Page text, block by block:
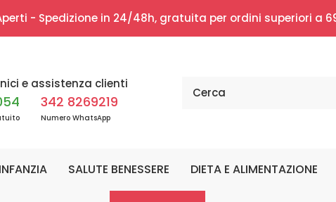
- Spedizione in 24/48h, gratuita per ordini superiori a
e assistenza clienti
342 8269219
Numero WhatsApp
SALUTE BENESSERE DIETA E ALIMENTAZIONE